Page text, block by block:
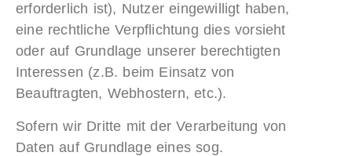
erforderlich ist), Nutzer eingewilligt haben,
eine rechtliche Verpflichtung dies vorsieht
oder auf Grundlage unserer berechtigten
Interessen (z.B. beim Einsatz von
Beauftragten, Webhostern, etc.).
Sofern wir Dritte mit der Verarbeitung von
Daten auf Grundlage eines sog.